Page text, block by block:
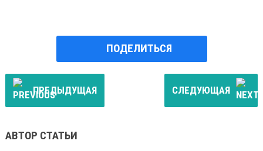
ПОДЕЛИТЬСЯ
ПРЕДЫДУЩАЯ СЛЕДУЮЩАЯ
АВТОР СТАТЬИ